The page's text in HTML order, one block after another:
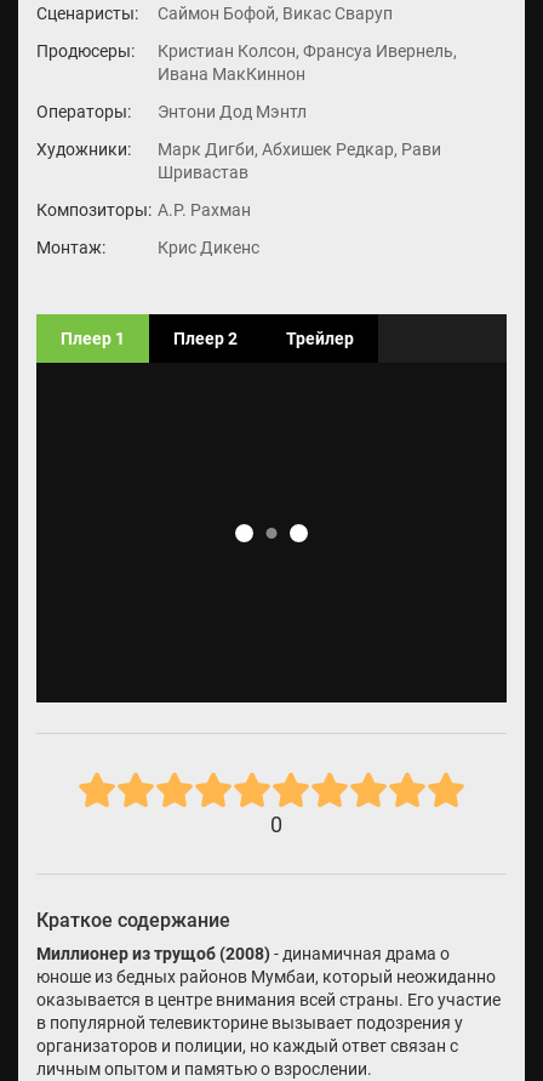
Сценаристы:
Саймон Бофой, Викас Сваруп
Продюсеры:
Кристиан Колсон, Франсуа Ивернель,
Ивана МакКиннон
Операторы:
Энтони Дод Мэнтл
Художники:
Марк Дигби, Абхишек Редкар, Рави
Шривастав
Композиторы: А.Р. Рахман
Монтаж:
Крис Дикенс
Плеер 1 Плеер 2 Трейлер
0
Краткое содержание
Миллионер из трущоб (2008)- динамичная драма о
юноше из бедных районов Мумбаи, который неожиданно
оказывается в центре внимания всей страны. Его участие
в популярной телевикторине вызывает подозрения у
организаторов и полиции, но каждый ответ связан с
личным опытом и памятью о взрослении.